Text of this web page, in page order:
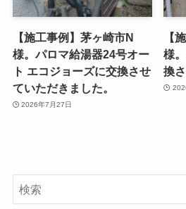
【施工事例】茅ヶ崎市N
様。パロマ給湯器24号オー
ト エコジョーズに交換させ
ていただきました。
2026年7月27日
【
様
換